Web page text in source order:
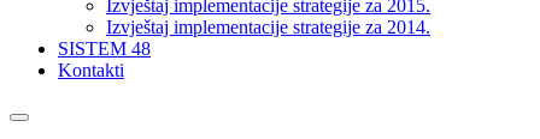
Izvještaj implementacije strategije za 2015.
Izvještaj implementacije strategije za 2014.
SISTEM 48
Kontakti